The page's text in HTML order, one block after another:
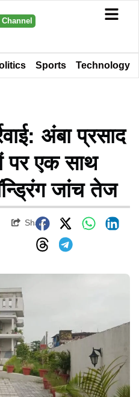
Sports Technology
अंबा प्रसाद
पर एक साथ
जांच तेज
Share